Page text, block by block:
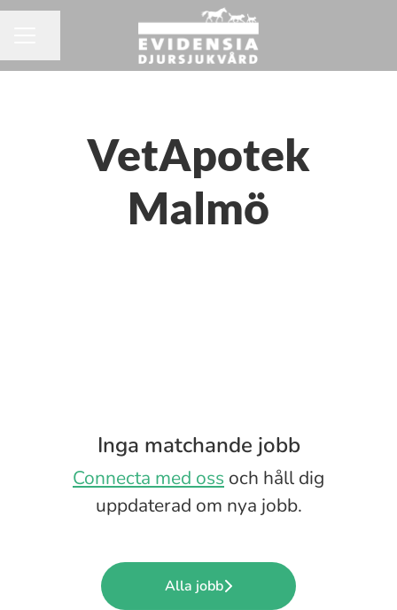
VetApotek
Malmö
Inga matchande jobb
Connecta med oss och håll dig
uppdaterad om nya jobb.
Alla jobb